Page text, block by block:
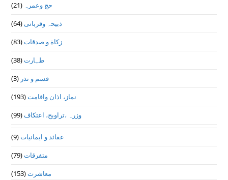
حج وعمرہ (21)
ذبیحہ وقربانی(64)
زکاة و صدقات(83)
طہارت(38)
قسم و نذر (3)
نماز، اذان واقامت(193)
وزرہ ،تراويح، اعتكاف(99)
عقائد و ایمانیات(9)
متفرقات(79)
معاشرت(153)